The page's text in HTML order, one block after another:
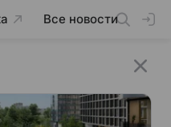
Все новости